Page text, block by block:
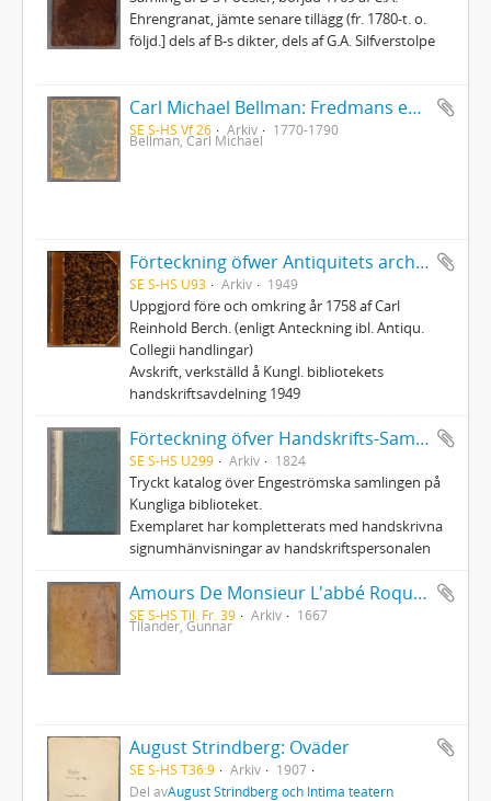
Ehrengranat, jämte senare tillägg (fr. 1780-t. o.
följd.] dels af B-s dikter, dels af G.A. Silfverstolpe
Carl Michael Bellman: Fredmans epistlar [Nechers ex.]. Ep. 1-50
SE S-HS Vf 26 Arkiv 1770-1790
Bellman, Carl Michael
Förteckning öfwer Antiquitets archivi handskrifter (Avskrift)
SE S-HS U93 Arkiv 1949
Uppgjord före och omkring år 1758 af Carl
Reinhold Berch. (enligt Anteckning ibl. Antiqu.
Collegii handlingar)
Avskrift, verkställd å Kungl. bibliotekets
handskriftsavdelning 1949
Förteckning öfver Handskrifts-Samlingen uti Hans Excellence, Stats-Ministern, Academie-Canzlern, m.m. Herr Grefve L. v. Engeströms Bibliothek
SE S-HS U299 Arkiv 1824
Tryckt katalog över Engeströmska samlingen på
Kungliga biblioteket.
Exemplaret har kompletterats med handskrivna
signumhänvisningar av handskriftspersonalen
Amours De Monsieur L'abbé Roquette avec Mademoiselle de Montauzier par Monsieur L'abbé Le Camus 1667
SE S-HS Til. Fr. 39 Arkiv 1667
Tilander, Gunnar
August Strindberg: Oväder
SE S-HS T36:9 Arkiv
1907
Del avAugust Strindberg och Intima teatern